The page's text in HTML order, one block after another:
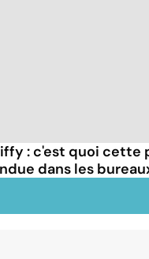
: c'est quoi cette
dans les